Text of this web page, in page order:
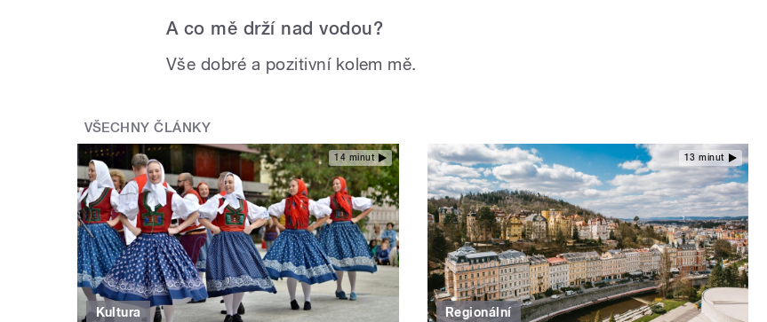
A co mě drží nad vodou?
Vše dobré a pozitivní kolem mě.
VŠECHNY ČLÁNKY
14 minut
Kultura
13 minut
Regionální